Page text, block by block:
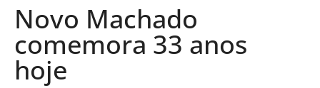
Novo Machado
comemora 33 anos
hoje